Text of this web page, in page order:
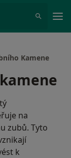
Kamene
na
zubů. Tyto
k